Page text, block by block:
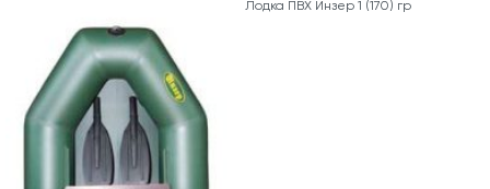
Лодка ПВХ Инзер 1 (170) гр